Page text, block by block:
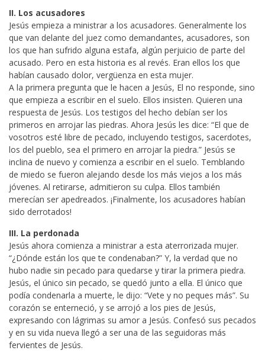
II. Los acusadores
Jesús empieza a ministrar a los acusadores. Generalmente los
que van delante del juez como demandantes, acusadores, son
los que han sufrido alguna estafa, algún perjuicio de parte del
acusado. Pero en esta historia es al revés. Eran ellos los que
habían causado dolor, vergüenza en esta mujer.
A la primera pregunta que le hacen a Jesús, El no responde, sino
que empieza a escribir en el suelo. Ellos insisten. Quieren una
respuesta de Jesús. Los testigos del hecho debían ser los
primeros en arrojar las piedras. Ahora Jesús les dice: “El que de
vosotros esté libre de pecado, incluyendo testigos, sacerdotes,
los del pueblo, sea el primero en arrojar la piedra.” Jesús se
inclina de nuevo y comienza a escribir en el suelo. Temblando
de miedo se fueron alejando desde los más viejos a los más
jóvenes. Al retirarse, admitieron su culpa. Ellos también
merecían ser apedreados. ¡Finalmente, los acusadores habían
sido derrotados!
III. La perdonada
Jesús ahora comienza a ministrar a esta aterrorizada mujer.
“¿Dónde están los que te condenaban?” Y, la verdad que no
hubo nadie sin pecado para quedarse y tirar la primera piedra.
Jesús, el único sin pecado, se quedó junto a ella. El único que
podía condenarla a muerte, le dijo: “Vete y no peques más”. Su
corazón se enterneció, y se arrojó a los pies de Jesús,
expresando con lágrimas su amor a Jesús. Confesó sus pecados
y en su vida nueva llegó a ser una de las seguidoras más
fervientes de Jesús.